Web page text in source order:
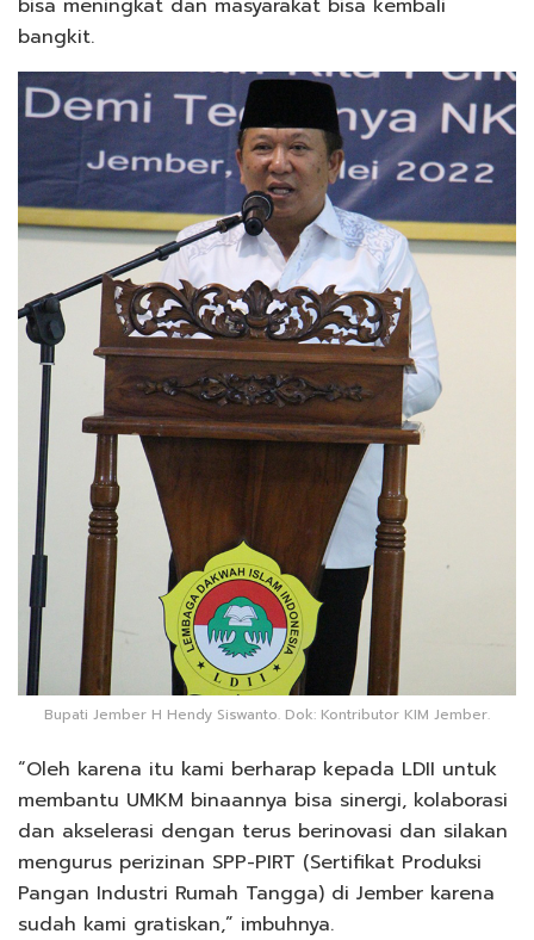
bisa meningkat dan masyarakat bisa kembali
bangkit.
Bupati Jember H Hendy Siswanto. Dok: Kontributor KIM Jember.
“Oleh karena itu kami berharap kepada LDII untuk
membantu UMKM binaannya bisa sinergi, kolaborasi
dan akselerasi dengan terus berinovasi dan silakan
mengurus perizinan SPP-PIRT (Sertifikat Produksi
Pangan Industri Rumah Tangga) di Jember karena
sudah kami gratiskan,” imbuhnya.